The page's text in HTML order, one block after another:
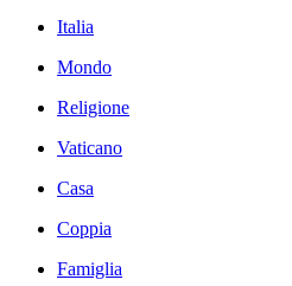
Italia
Mondo
Religione
Vaticano
Casa
Coppia
Famiglia